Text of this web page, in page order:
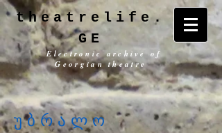
theatrelife.
GE
Electronic archive of
Georgian theatre
უბრალო